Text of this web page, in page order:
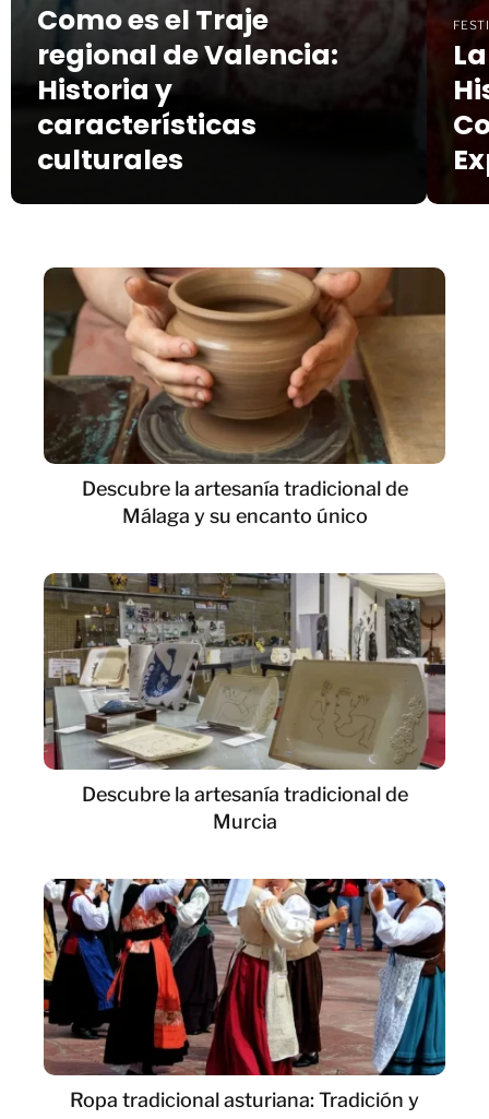
Como es el Traje
regional de Valencia:
Historia y
características
culturales
Descubre la artesanía tradicional de
Málaga y su encanto único
Descubre la artesanía tradicional de
Murcia
Ropa tradicional asturiana: Tradición y